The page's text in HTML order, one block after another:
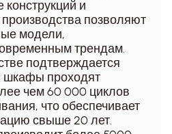
и
позволяют
модели,
трендам.
подтверждается
шкафы проходят
чем 60 000 циклов
что обеспечивает
свыше 20 лет.